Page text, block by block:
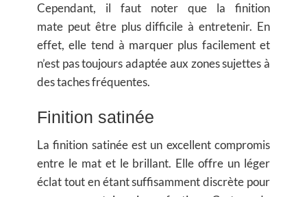
Cependant, il faut noter que la finition
mate peut être plus difficile à entretenir. En
effet, elle tend à marquer plus facilement et
n’est pas toujours adaptée aux zones sujettes à
des taches fréquentes.
Finition satinée
Lafinition satinéeest un excellent compromis
entre le mat et le brillant. Elle offre un léger
éclat tout en étant suffisamment discrète pour